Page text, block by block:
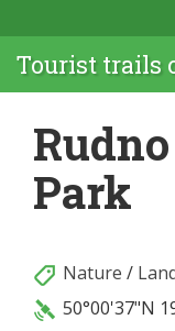
Tourist trails
Park
Nature /
50°00'37"N